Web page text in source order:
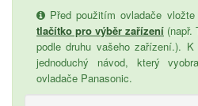
Před použitím ovladače vložte
tlačítko pro výběr zařízení (např.
podle druhu vašeho zařízení.).
jednoduchý návod, který
ovladače Panasonic.